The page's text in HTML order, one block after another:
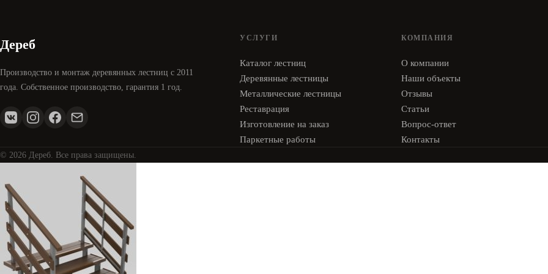
Дереб
Производство и монтаж деревянных лестниц с 2011
года. Собственное производство, гарантия 1 год.
УСЛУГИ
Каталог лестниц
Деревянные лестницы
Металлические лестницы
Реставрация
Изготовление на заказ
Паркетные работы
КОМПАНИЯ
О компании
Наши объекты
Отзывы
Статьи
Вопрос-ответ
Контакты
© 2026 Дереб. Все права защищены.